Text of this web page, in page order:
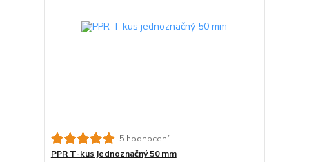
5 hodnocení
PPR T-kus jednoznačný 50 mm